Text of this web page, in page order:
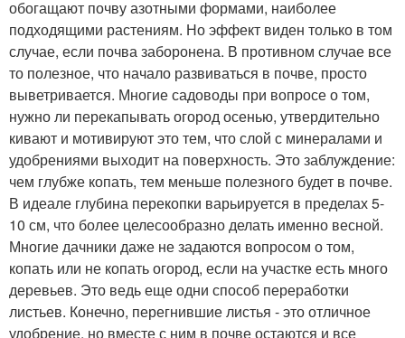
обогащают почву азотными формами, наиболее
подходящими растениям. Но эффект виден только в том
случае, если почва заборонена. В противном случае все
то полезное, что начало развиваться в почве, просто
выветривается. Многие садоводы при вопросе о том,
нужно ли перекапывать огород осенью, утвердительно
кивают и мотивируют это тем, что слой с минералами и
удобрениями выходит на поверхность. Это заблуждение:
чем глубже копать, тем меньше полезного будет в почве.
В идеале глубина перекопки варьируется в пределах 5-
10 см, что более целесообразно делать именно весной.
Многие дачники даже не задаются вопросом о том,
копать или не копать огород, если на участке есть много
деревьев. Это ведь еще одни способ переработки
листьев. Конечно, перегнившие листья - это отличное
удобрение, но вместе с ним в почве остаются и все